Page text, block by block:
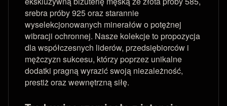
srebra próby 925 oraz starannie
wyselekcjonowanych minerałów o potężnej
wibracji ochronnej. Nasze kolekcje to propozycja
dla współczesnych liderów, przedsiębiorców i
mężczyzn sukcesu, którzy poprzez unikalne
dodatki pragną wyrazić swoją niezależność,
prestiż oraz wewnętrzną siłę.